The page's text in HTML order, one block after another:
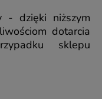
- dzięki niższym
dotarcia
sklepu